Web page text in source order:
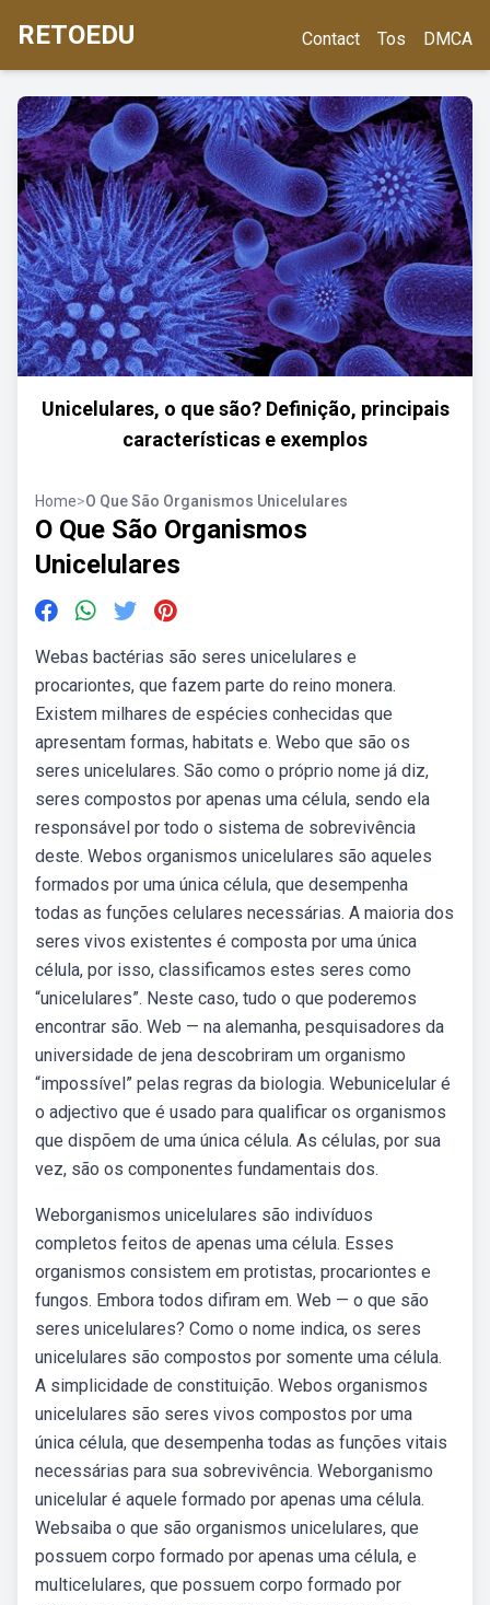
RETOEDU Contact Tos DMCA
Unicelulares, o que são? Definição, principais
características e exemplos
Home>O Que São Organismos Unicelulares
O Que São Organismos
Unicelulares
Webas bactérias são seres unicelulares e
procariontes, que fazem parte do reino monera.
Existem milhares de espécies conhecidas que
apresentam formas, habitats e. Webo que são os
seres unicelulares. São como o próprio nome já diz,
seres compostos por apenas uma célula, sendo ela
responsável por todo o sistema de sobrevivência
deste. Webos organismos unicelulares são aqueles
formados por uma única célula, que desempenha
todas as funções celulares necessárias. A maioria dos
seres vivos existentes é composta por uma única
célula, por isso, classificamos estes seres como
“unicelulares”. Neste caso, tudo o que poderemos
encontrar são. Web — na alemanha, pesquisadores da
universidade de jena descobriram um organismo
“impossível” pelas regras da biologia. Webunicelular é
o adjectivo que é usado para qualificar os organismos
que dispõem de uma única célula. As células, por sua
vez, são os componentes fundamentais dos.
Weborganismos unicelulares são indivíduos
completos feitos de apenas uma célula. Esses
organismos consistem em protistas, procariontes e
fungos. Embora todos difiram em. Web — o que são
seres unicelulares? Como o nome indica, os seres
unicelulares são compostos por somente uma célula.
A simplicidade de constituição. Webos organismos
unicelulares são seres vivos compostos por uma
única célula, que desempenha todas as funções vitais
necessárias para sua sobrevivência. Weborganismo
unicelular é aquele formado por apenas uma célula.
Websaiba o que são organismos unicelulares, que
possuem corpo formado por apenas uma célula, e
multicelulares, que possuem corpo formado por